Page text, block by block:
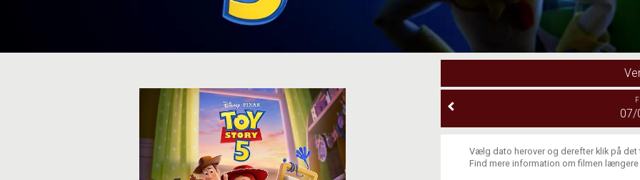
07/
Vælg dato herover og derefter klik på
Find mere information om filmen længere